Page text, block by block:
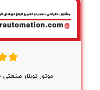
موتور توبلار صنعتی ۲۳۰ نیوتن بارزانته barzante